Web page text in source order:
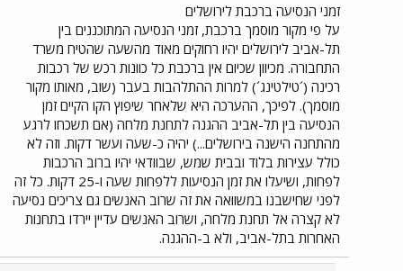
זמני הנסיעה ברכבת לירושלים
על פי מקור מוסמך ברכבת, זמני הנסיעה המתוכננים בין
תל-אביב לירושלים יהיו רחוקים מאוד מהשעה שהטיח משרד
התחבורה. מכיוון שכיום אין ברכבת כל כוונות רכש של רכבות
רכינה (´טילטינג´) למרות ההתלהבות בעבר (שוב, מאותו מקור
מוסמך). לפיכך, ההערכה היא שלאחר שיפוץ הקו הקיים זמן
הנסיעה בין תל-אביב ההגנה לתחנת מלחה (אם תשכחו לרגע
מהתחנה הישנה בירושלים...) יהיה כ-שעה ועשר דקות. וזה לא
כולל עצירות בלוד ובבית שמש, שבוודאי יהיו ברוב הרכבות
לפחות, ושיעלו את זמן הנסיעות ללפחות שעה ו-25 דקות. כל זה
לפני שחישבנו במשוואה את זה שרוב האנשים גם צריכים נסיעה
לא קצרה אל תחנת מלחה, ושרוב האנשים עדיין יירדו בתחנות
האחרות בתל-אביב, ולא ב-ההגנה.